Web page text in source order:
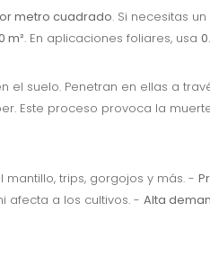
metro cuadrado. Si necesitas
m². En aplicaciones foliares, usa
el suelo. Penetran en ellas a
Este proceso provoca la
trips, gorgojos y más. -
afecta a los cultivos. - Alta